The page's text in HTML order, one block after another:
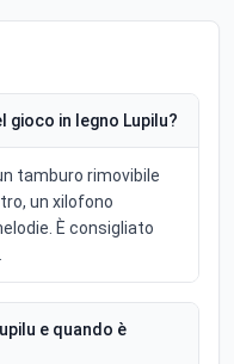
in legno Lupilu?
tamburo rimovibile
un xilofono
È consigliato
e quando è